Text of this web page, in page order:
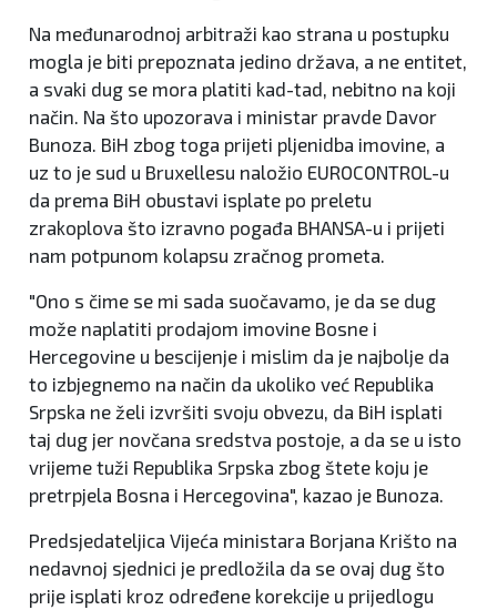
Na međunarodnoj arbitraži kao strana u postupku
mogla je biti prepoznata jedino država, a ne entitet,
a svaki dug se mora platiti kad-tad, nebitno na koji
način. Na što upozorava i ministar pravde Davor
Bunoza. BiH zbog toga prijeti pljenidba imovine, a
uz to je sud u Bruxellesu naložio EUROCONTROL-u
da prema BiH obustavi isplate po preletu
zrakoplova što izravno pogađa BHANSA-u i prijeti
nam potpunom kolapsu zračnog prometa.
"Ono s čime se mi sada suočavamo, je da se dug
može naplatiti prodajom imovine Bosne i
Hercegovine u bescijenje i mislim da je najbolje da
to izbjegnemo na način da ukoliko već Republika
Srpska ne želi izvršiti svoju obvezu, da BiH isplati
taj dug jer novčana sredstva postoje, a da se u isto
vrijeme tuži Republika Srpska zbog štete koju je
pretrpjela Bosna i Hercegovina", kazao je Bunoza.
Predsjedateljica Vijeća ministara Borjana Krišto na
nedavnoj sjednici je predložila da se ovaj dug što
prije isplati kroz određene korekcije u prijedlogu